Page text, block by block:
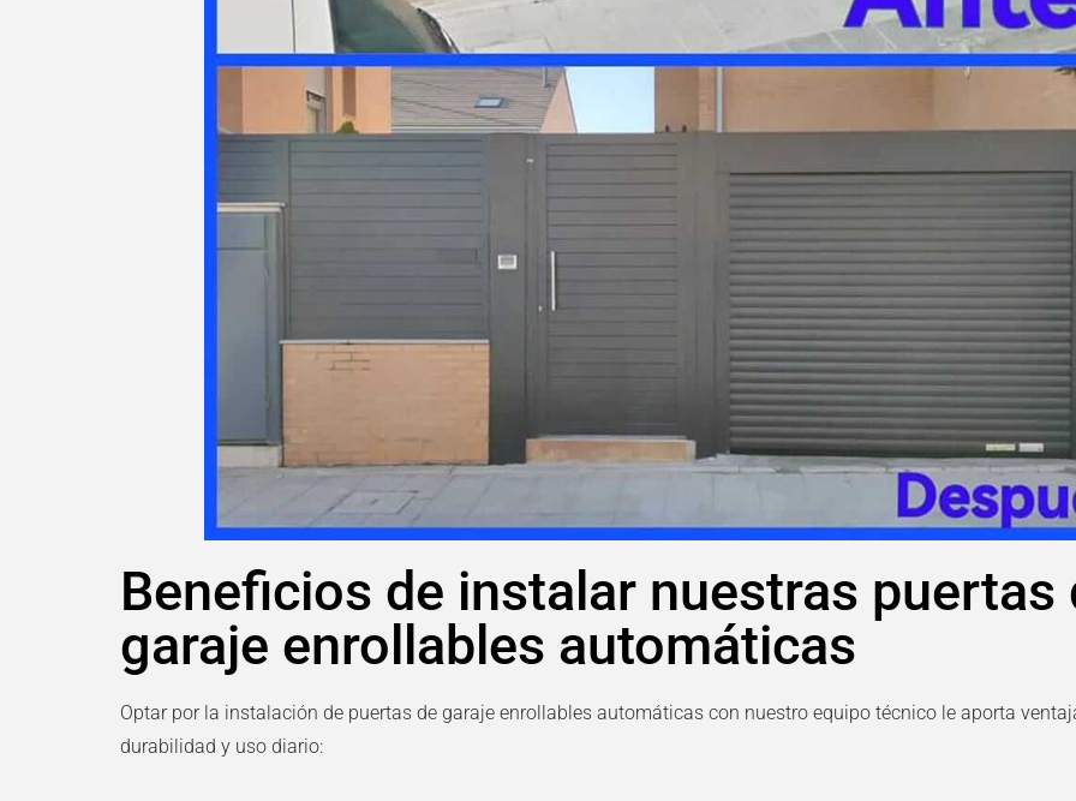
Beneficios de instalar nuestras puertas
garaje enrollables automáticas
Optar por la instalación de puertas de garaje enrollables automáticas con nuestro equipo técnico le aporta
durabilidad y uso diario: